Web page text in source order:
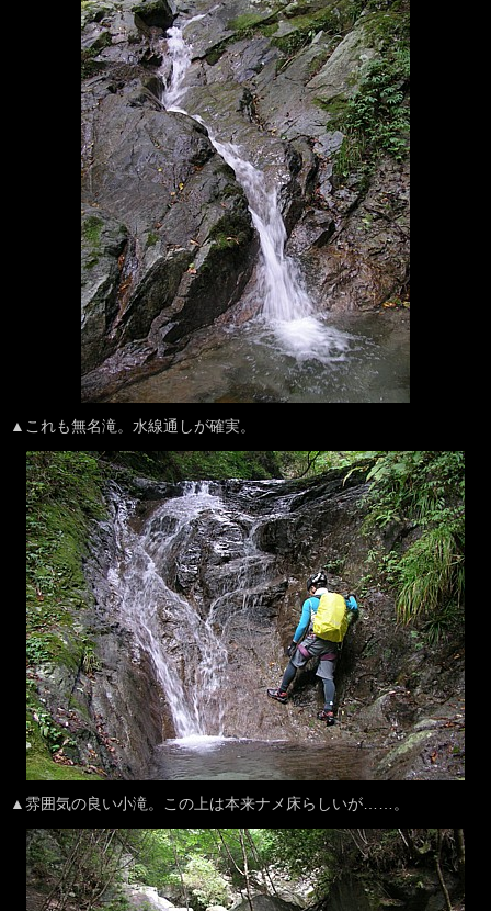
▲これも無名滝。水線通しが確実。
▲雰囲気の良い小滝。この上は本来ナメ床らしいが……。